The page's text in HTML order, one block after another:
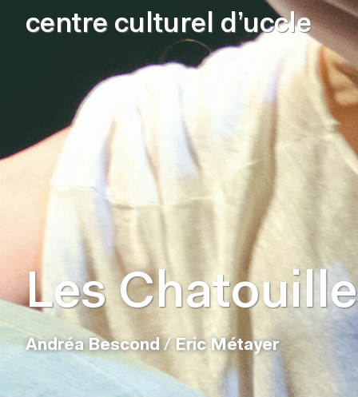
centre culturel d’uccle
Les
Andréa Bescond / Eric Métayer